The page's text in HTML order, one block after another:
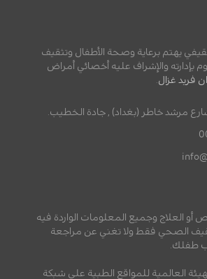
يهتم برعاية وصحة الأطفال وتثقيف
بإدارته والإشراف عليه أخصائي أمراض
فريد غزال
مرشد خاطر (بغداد) , جادة الخطيب.
أو العلاج وجميع المعلومات الواردة فيه
الصحي فقط ولا تغني عن مراجعة
طفلك.
العالمية للمواقع الطبية على شبكة